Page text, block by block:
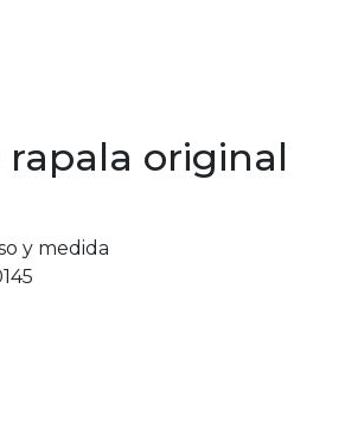
rapala original
y medida